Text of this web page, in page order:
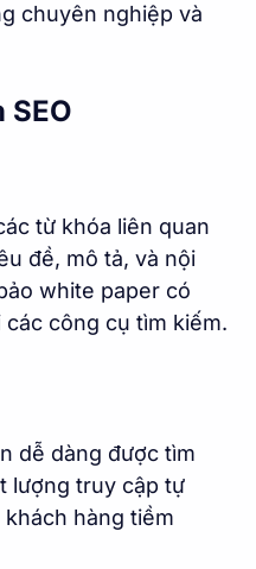
chuyên nghiệp và
SEO
từ khóa liên quan
đề, mô tả, và nội
white paper có
công cụ tìm kiếm.
dễ dàng được tìm
lượng truy cập tự
hàng tiềm